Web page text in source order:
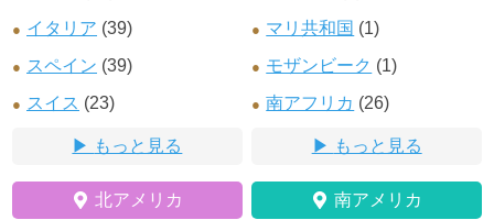
イタリア (39)
スペイン (39)
スイス (23)
もっと見る
マリ共和国 (1)
モザンビーク (1)
南アフリカ (26)
もっと見る
北アメリカ 南アメリカ